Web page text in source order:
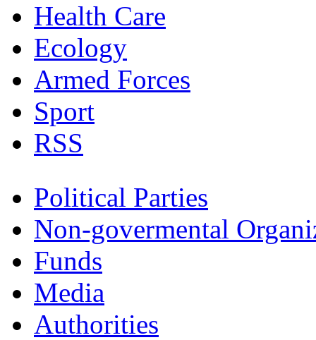
Health Care
Ecology
Armed Forces
Sport
RSS
Political Parties
Non-govermental
Funds
Мedia
Authorities